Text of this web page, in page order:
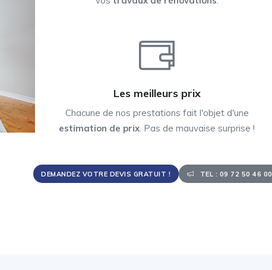
Les meilleurs prix
Chacune de nos prestations fait l'objet d'une
estimation de prix. Pas de mauvaise surprise !
DEMANDEZ VOTRE DEVIS GRATUIT ! TEL : 09 72 50 46 00